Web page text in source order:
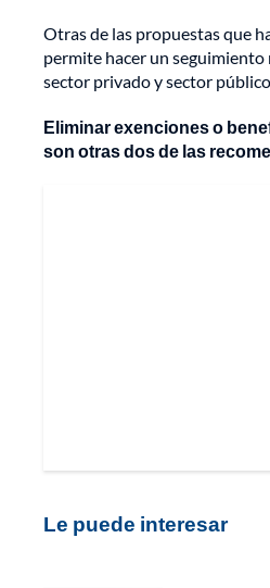
Otras de las propuestas que
permite hacer un seguimiento
sector privado y sector
Eliminar exenciones o
son otras dos de las
Le puede interesar